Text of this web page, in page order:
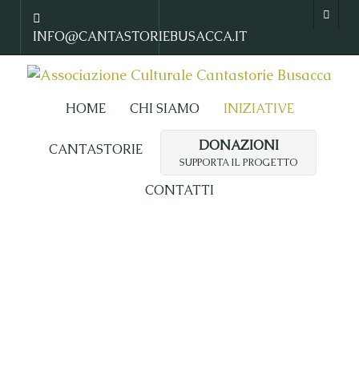
INFO@CANTASTORIEBUSACCA.IT
HOME CHI SIAMO INIZIATIVE
CANTASTORIE DONAZIONI
SUPPORTA IL PROGETTO
CONTATTI